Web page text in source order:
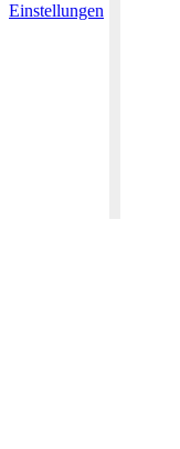
Einstellungen